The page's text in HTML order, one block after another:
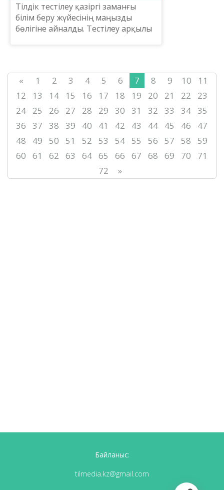
Тілдік тестілеу қазіргі заманғы
білім беру жүйесінің маңызды
бөлігіне айналды. Тестілеу арқылы
« 1 2 3 4 5 6 7 8 9 10
11
12
13 14 15 16 17 18 19 20 21 22
23
24
25 26 27 28 29 30 31 32 33 34 35
36
37 38 39 40 41 42 43 44 45 46
47
48
49 50 51 52 53 54 55 56 57 58
59
60
61 62 63 64 65 66 67 68 69 70
71
72
»
Байланыс:
tilmedia.kz@gmail.com